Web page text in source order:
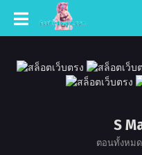
S
ตอนทั้งหม